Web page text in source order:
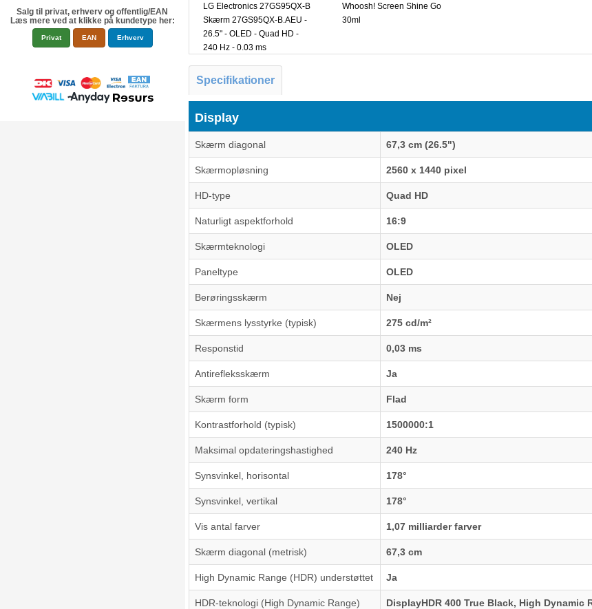
Salg til privat, erhverv og offentlig/EAN
Læs mere ved at klikke på kundetype her:
Privat EAN Erhverv
LG Electronics 27GS95QX-B
Skærm 27GS95QX-B.AEU -
26.5" - OLED - Quad HD -
240 Hz - 0.03 ms
Whoosh! Screen Shine Go
30ml
Specifikationer
Display
Skærm diagonal 67,3 cm (26.5")
Skærmopløsning 2560 x 1440 pixel
HD-type Quad HD
Naturligt aspektforhold 16:9
Skærmteknologi OLED
Paneltype OLED
Berøringsskærm Nej
Skærmens lysstyrke (typisk) 275 cd/m²
Responstid 0,03 ms
Antirefleksskærm Ja
Skærm form Flad
Kontrastforhold (typisk) 1500000:1
Maksimal opdateringshastighed 240 Hz
Synsvinkel, horisontal 178°
Synsvinkel, vertikal 178°
Vis antal farver 1,07 milliarder farver
Skærm diagonal (metrisk) 67,3 cm
High Dynamic Range (HDR) understøttet Ja
HDR-teknologi (High Dynamic Range) DisplayHDR 400 True Black, High Dynamic